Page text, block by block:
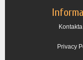
Privacy